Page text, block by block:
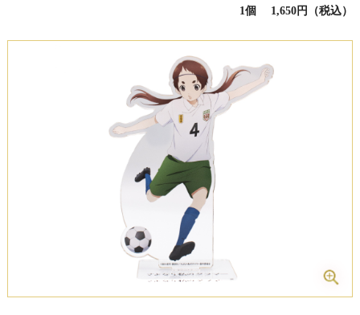
1個 1,650円（税込）